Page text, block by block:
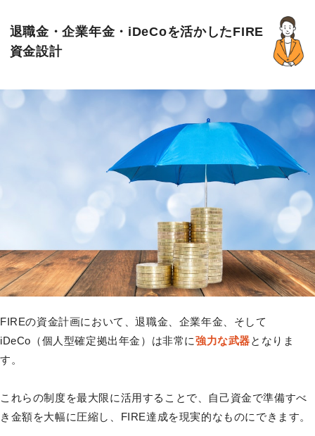
退職金・企業年金・iDeCoを活かしたFIRE
資金設計
FIREの資金計画において、退職金、企業年金、そして
iDeCo（個人型確定拠出年金）は非常に強力な武器となりま
す。
これらの制度を最大限に活用することで、自己資金で準備すべ
き金額を大幅に圧縮し、FIRE達成を現実的なものにできます。